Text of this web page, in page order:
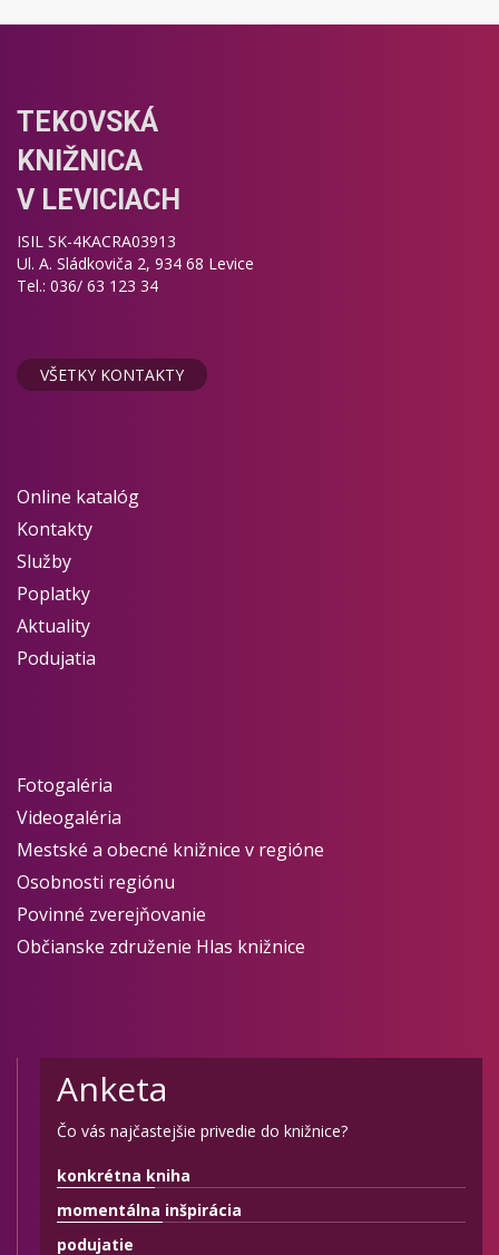
TEKOVSKÁ
KNIŽNICA
V LEVICIACH
ISIL SK-4KACRA03913
Ul. A. Sládkoviča 2, 934 68 Levice
Tel.: 036/ 63 123 34
VŠETKY KONTAKTY
Online katalóg
Kontakty
Služby
Poplatky
Aktuality
Podujatia
Fotogaléria
Videogaléria
Mestské a obecné knižnice v regióne
Osobnosti regiónu
Povinné zverejňovanie
Občianske združenie Hlas knižnice
Anketa
Čo vás najčastejšie privedie do knižnice?
konkrétna kniha
momentálna inšpirácia
podujatie